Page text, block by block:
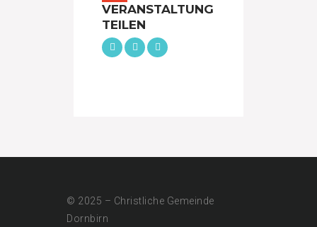
VERANSTALTUNG
TEILEN
© 2025 – Christliche Gemeinde
Dornbirn